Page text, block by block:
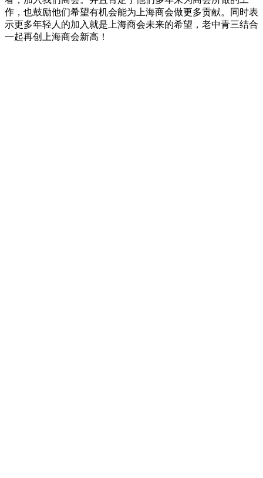
作，也鼓励他们希望有机会能为上海商会做更多贡献。同时表
示更多年轻人的加入就是上海商会未来的希望，老中青三结合
一起再创上海商会新高！